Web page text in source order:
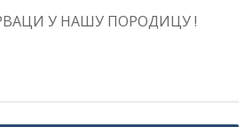
У НАШУ ПОРОДИЦУ !